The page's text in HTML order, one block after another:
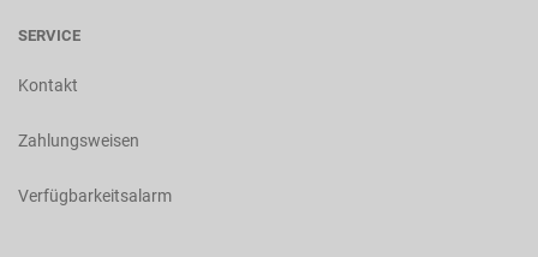
SERVICE
Kontakt
Zahlungsweisen
Verfügbarkeitsalarm